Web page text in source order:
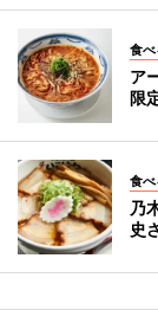
食べ
ア
限
食べ
乃
史